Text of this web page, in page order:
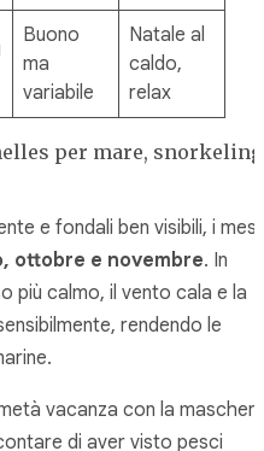
Buono
ma
variabile
Natale al
caldo,
relax
per mare, snorkeling
e fondali ben visibili, i mesi
ottobre e novembre. In
più calmo, il vento cala e la
rendendo le
vacanza con la
di aver visto pesci